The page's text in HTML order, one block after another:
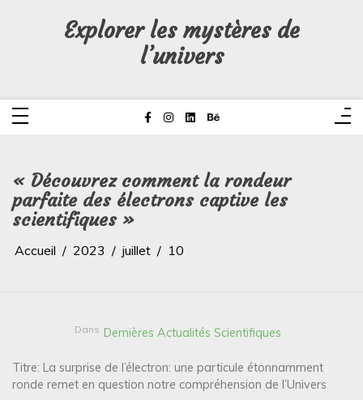
Explorer les mystères de
l’univers
« Découvrez comment la rondeur
parfaite des électrons captive les
scientifiques »
Accueil 2023 juillet 10
Dans Dernières Actualités Scientifiques
Titre: La surprise de l’électron: une particule étonnamment
ronde remet en question notre compréhension de l’Univers